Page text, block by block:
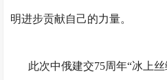
明进步贡献自己的力量。
此次中俄建交75周年“冰上